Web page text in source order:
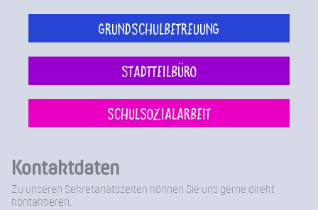
Grundschulbetreuung
Stadtteilbüro
Schulsozialarbeit
Kontaktdaten
Zu unseren Sekretariatszeiten können Sie uns gerne direkt
kontaktieren.